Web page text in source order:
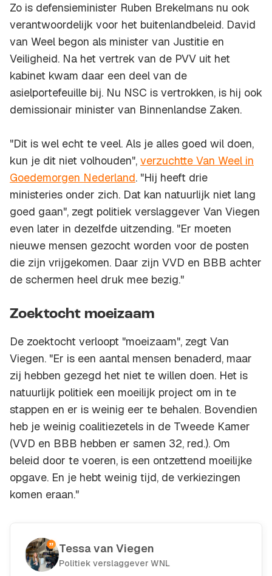
Zo is defensieminister Ruben Brekelmans nu ook
verantwoordelijk voor het buitenlandbeleid. David
van Weel begon als minister van Justitie en
Veiligheid. Na het vertrek van de PVV uit het
kabinet kwam daar een deel van de
asielportefeuille bij. Nu NSC is vertrokken, is hij ook
demissionair minister van Binnenlandse Zaken.
"Dit is wel echt te veel. Als je alles goed wil doen,
kun je dit niet volhouden", verzuchtte Van Weel in
Goedemorgen Nederland. "Hij heeft drie
ministeries onder zich. Dat kan natuurlijk niet lang
goed gaan", zegt politiek verslaggever Van Viegen
even later in dezelfde uitzending. "Er moeten
nieuwe mensen gezocht worden voor de posten
die zijn vrijgekomen. Daar zijn VVD en BBB achter
de schermen heel druk mee bezig."
Zoektocht moeizaam
De zoektocht verloopt "moeizaam", zegt Van
Viegen. "Er is een aantal mensen benaderd, maar
zij hebben gezegd het niet te willen doen. Het is
natuurlijk politiek een moeilijk project om in te
stappen en er is weinig eer te behalen. Bovendien
heb je weinig coalitiezetels in de Tweede Kamer
(VVD en BBB hebben er samen 32, red.). Om
beleid door te voeren, is een ontzettend moeilijke
opgave. En je hebt weinig tijd, de verkiezingen
komen eraan."
Tessa van Viegen
Politiek verslaggever WNL